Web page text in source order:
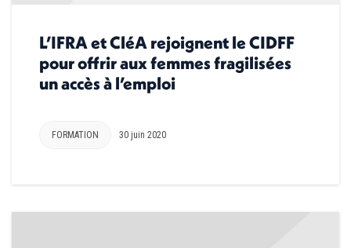
L’IFRA et CléA rejoignent le CIDFF
pour offrir aux femmes fragilisées
un accès à l’emploi
FORMATION 30 juin 2020